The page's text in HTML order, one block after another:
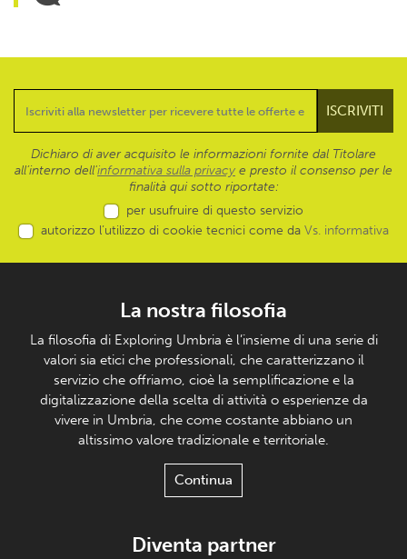
Dichiaro di aver acquisito le informazioni fornite dal Titolare
all’interno dell'informativa sulla privacy e presto il consenso per le
finalità qui sotto riportate:
per usufruire di questo servizio
autorizzo l’utilizzo di cookie tecnici come da Vs. informativa
La nostra filosofia
La filosofia di Exploring Umbria è l’insieme di una serie di
valori sia etici che professionali, che caratterizzano il
servizio che offriamo, cioè la semplificazione e la
digitalizzazione della scelta di attività o esperienze da
vivere in Umbria, che come costante abbiano un
altissimo valore tradizionale e territoriale.
Continua
Diventa partner